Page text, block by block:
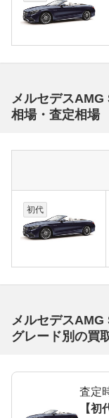
メルセデス
相場・査定相場
初代
メルセデス
グレード別の買
査定
【初